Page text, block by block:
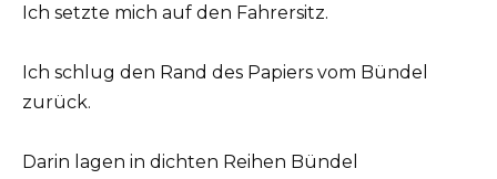
Ich setzte mich auf den Fahrersitz.
Ich schlug den Rand des Papiers vom Bündel
zurück.
Darin lagen in dichten Reihen Bündel